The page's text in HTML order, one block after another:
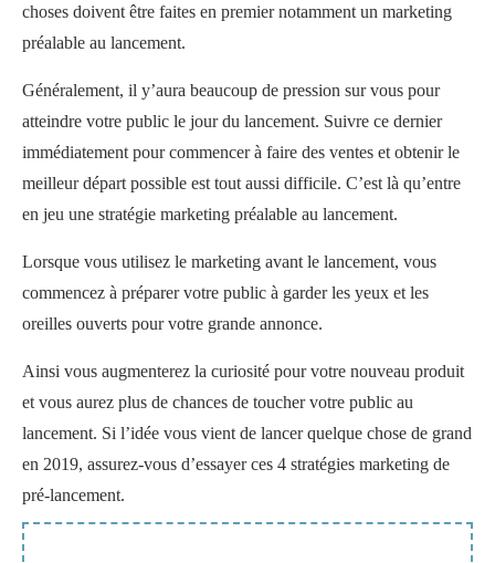
choses doivent être faites en premier notamment un marketing
préalable au lancement.
Généralement, il y’aura beaucoup de pression sur vous pour
atteindre votre public le jour du lancement. Suivre ce dernier
immédiatement pour commencer à faire des ventes et obtenir le
meilleur départ possible est tout aussi difficile. C’est là qu’entre
en jeu une stratégie marketing préalable au lancement.
Lorsque vous utilisez le marketing avant le lancement, vous
commencez à préparer votre public à garder les yeux et les
oreilles ouverts pour votre grande annonce.
Ainsi vous augmenterez la curiosité pour votre nouveau produit
et vous aurez plus de chances de toucher votre public au
lancement. Si l’idée vous vient de lancer quelque chose de grand
en 2019, assurez-vous d’essayer ces 4 stratégies marketing de
pré-lancement.